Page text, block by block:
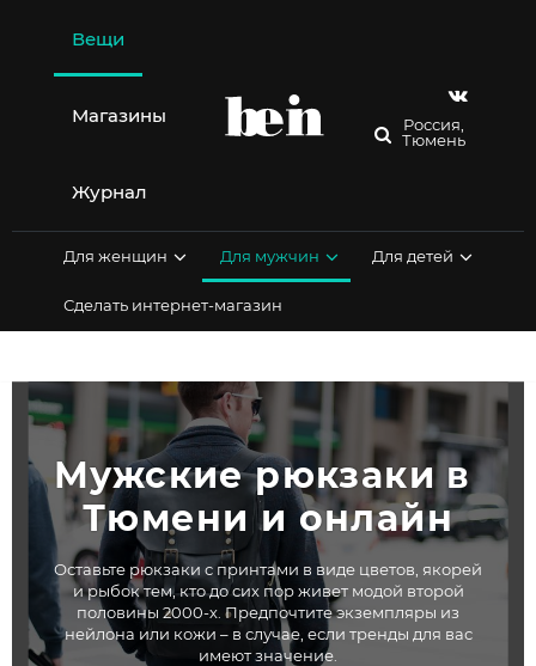
содержимому
Вещи
Магазины
Журнал
Россия,
Тюмень
Для женщин Для мужчин Для детей
Сделать интернет-магазин
Мужские рюкзаки в
Тюмени и онлайн
Оставьте рюкзаки с принтами в виде цветов, якорей
и рыбок тем, кто до сих пор живет модой второй
половины 2000-х. Предпочтите экземпляры из
нейлона или кожи – в случае, если тренды для вас
имеют значение.